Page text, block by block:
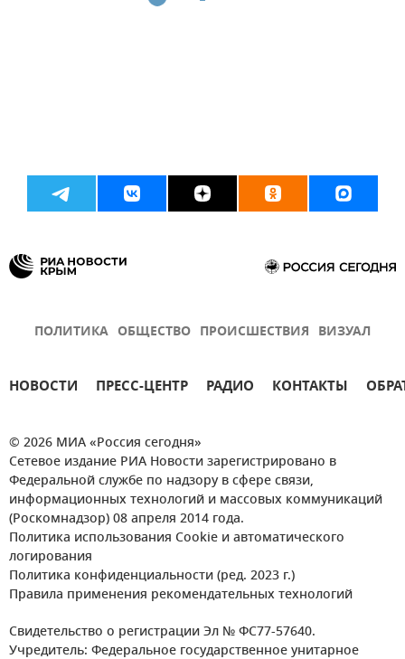
ПОЛИТИКА ОБЩЕСТВО ПРОИСШЕСТВИЯ ВИЗУАЛ
НОВОСТИ ПРЕСС-ЦЕНТР РАДИО КОНТАКТЫ
© 2026 МИА «Россия сегодня»
Сетевое издание РИА Новости зарегистрировано в
Федеральной службе по надзору в сфере связи,
информационных технологий и массовых коммуникаций
(Роскомнадзор) 08 апреля 2014 года.
Политика использования Cookie и автоматического
логирования
Политика конфиденциальности (ред. 2023 г.)
Правила применения рекомендательных технологий
Свидетельство о регистрации Эл № ФС77-57640.
Учредитель: Федеральное государственное унитарное